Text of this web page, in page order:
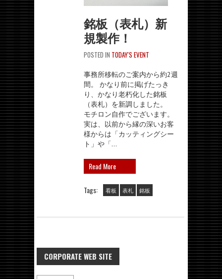
銘板（表札）新
規製作！
POSTED IN TODAY'S EVENT
事務所移転のご案内から約2週
間。 かなり前に掲げたっき
り、かなり老朽化した銘板
（表札）を新調しました。
モチロン自作でございます。
実は、以前から縁の深いお客
様からは「カッティングシー
ト」や「…
Read More
Tags: 看板 表札 銘板
CORPORATE WEB SITE